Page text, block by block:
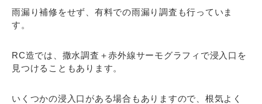
雨漏り補修をせず、有料での雨漏り調査も行っていま
す。
RC造では、撒水調査＋赤外線サーモグラフィで浸入口を
見つけることもあります。
いくつかの浸入口がある場合もありますので、根気よく